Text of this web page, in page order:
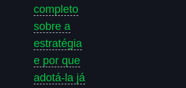
completo
sobre a
estratégia
e por que
adotá-la já